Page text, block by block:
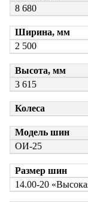
8 680
Ширина, мм
2 500
Высота, мм
3 615
Колеса
Модель шин
ОИ-25
Размер шин
14.00-20